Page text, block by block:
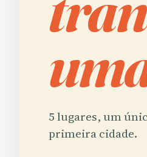
5 lugares, um
primeira cidade.